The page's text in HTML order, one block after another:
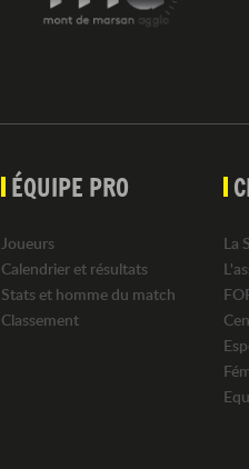
ÉQUIPE PRO
Joueurs
Calendrier et résultats
Stats et homme du match
Classement
La